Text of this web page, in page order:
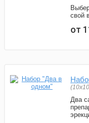
свой
от
Два